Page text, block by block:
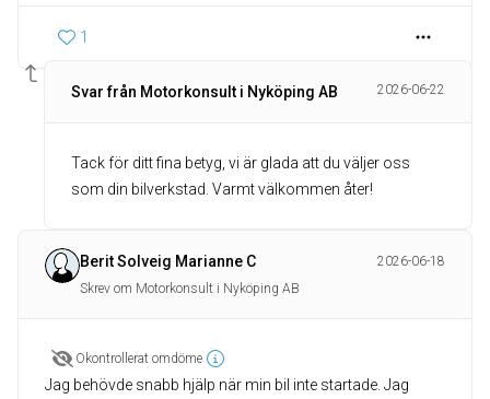
1
Svar från Motorkonsult i Nyköping AB 2026-06-22
Tack för ditt fina betyg, vi är glada att du väljer oss
som din bilverkstad. Varmt välkommen åter!
Berit Solveig Marianne C
2026-06-18
Skrev om Motorkonsult i Nyköping AB
Okontrollerat omdöme
Jag behövde snabb hjälp när min bil inte startade. Jag